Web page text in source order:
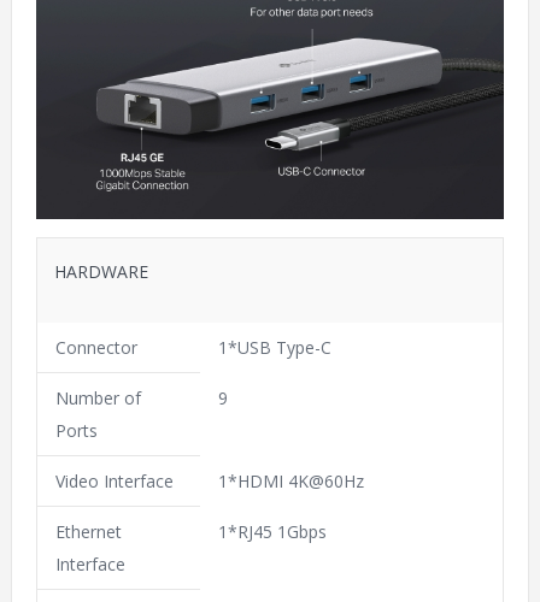
HARDWARE
Connector 1*USB Type-C
Number of
Ports
9
Video Interface 1*HDMI 4K@60Hz
Ethernet
Interface
1*RJ45 1Gbps